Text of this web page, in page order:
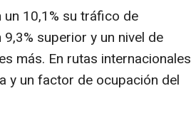
10,1% su tráfico de
superior y un nivel de
más. En rutas internacionales
y un factor de ocupación del